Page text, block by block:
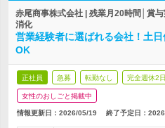
赤尾商事株式会社 | 残業月20時間│賞
消化
営業経験者に選ばれる会社！土
OK
正社員 急募 転勤なし 完全週休2
女性のおしごと掲載中
情報更新日：2026/05/19 終了予定日：